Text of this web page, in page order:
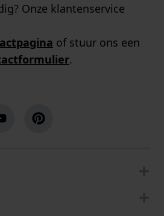
Onze klantenservice
of stuur ons een
.